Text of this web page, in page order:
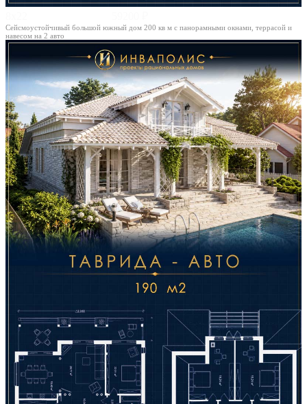
Сейсмоустойчивый большой южный дом 200 кв м с панорамными окнами, террасой и
навесом на 2 авто